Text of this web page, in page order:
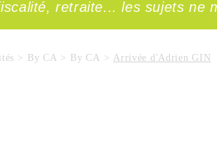
retraite... les sujets ne
By CA By CA Arrivée d'Adrien GIN